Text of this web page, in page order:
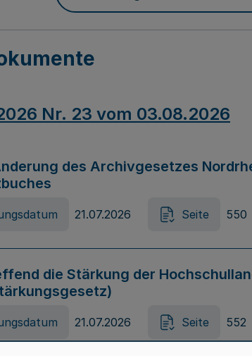
Verkündungsbereich durchsuchen
Nr. 23 vom 03.08.2026
des Archivgesetzes
21.07.2026 Seite 550
die Stärkung der
21.07.2026 Seite 552